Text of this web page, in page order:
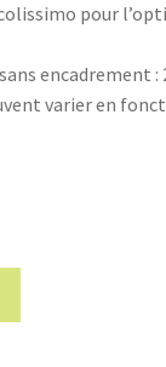
à
75,00 €
pour
encadrement :
varier en